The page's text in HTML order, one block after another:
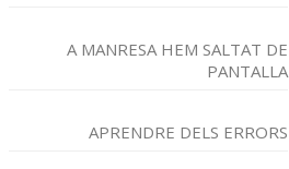
A MANRESA HEM SALTAT DE
PANTALLA
APRENDRE DELS ERRORS